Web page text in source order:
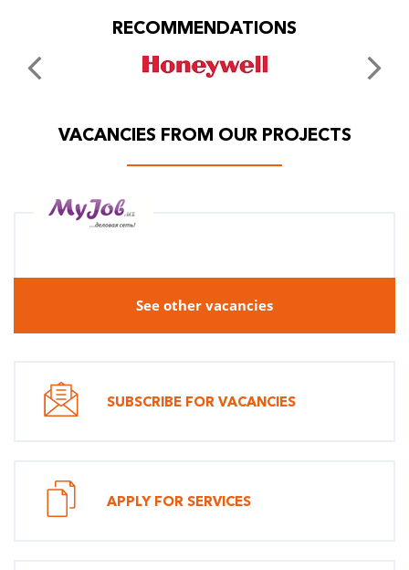
RECOMMENDATIONS
VACANCIES FROM OUR PROJECTS
See other vacancies
SUBSCRIBE FOR VACANCIES
APPLY FOR SERVICES